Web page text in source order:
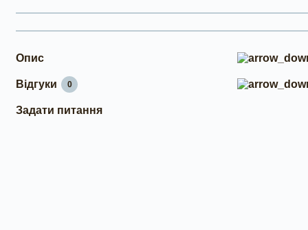
Опис
Відгуки 0
Задати питання